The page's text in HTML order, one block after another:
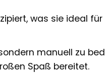
was sie ideal
manuell zu
Spaß bereitet.